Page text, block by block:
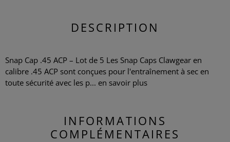
DESCRIPTION
Snap Cap .45 ACP – Lot de 5 Les Snap Caps Clawgear en
calibre .45 ACP sont conçues pour l'entraînement à sec en
toute sécurité avec les p... en savoir plus
INFORMATIONS
COMPLÉMENTAIRES